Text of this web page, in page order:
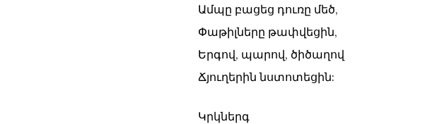
Ամպը բացեց դուռը մեծ,
Փաթիլները թափվեցին,
Երգով, պարով, ծիծաղով
Ճյուղերին նստոտեցին:
Կրկներգ